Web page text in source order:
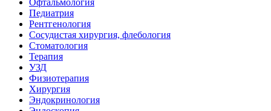
Офтальмология
Педиатрия
Рентгенология
Сосудистая хирургия, флебология
Стоматология
Терапия
УЗД
Физиотерапия
Хирургия
Эндокринология